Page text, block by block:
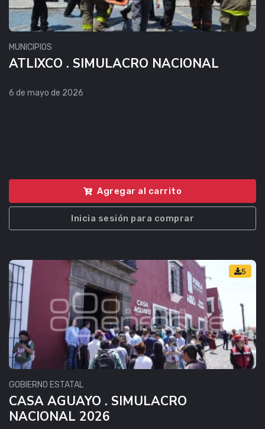
MUNICIPIOS
ATLIXCO . SIMULACRO NACIONAL
6 de mayo de 2026
Agregar al carrito
Inicia sesión para comprar
5
GOBIERNO ESTATAL
CASA AGUAYO . SIMULACRO
NACIONAL 2026